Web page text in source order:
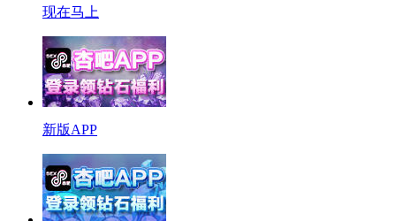
现在马上
新版APP